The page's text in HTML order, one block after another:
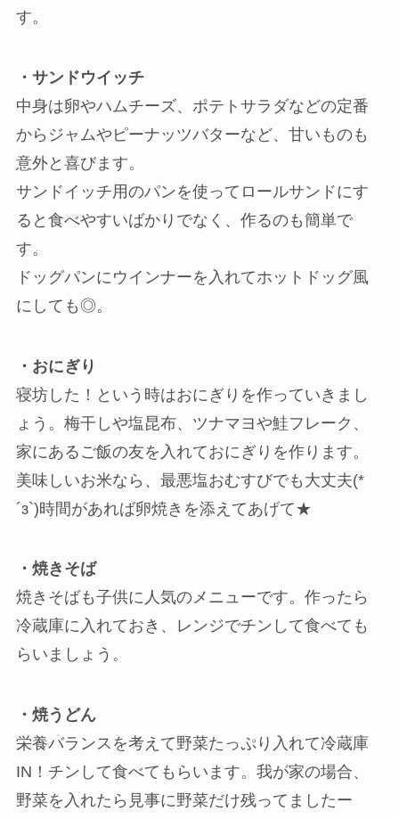
す。
・サンドウイッチ
中身は卵やハムチーズ、ポテトサラダなどの定番
からジャムやピーナッツバターなど、甘いものも
意外と喜びます。
サンドイッチ用のパンを使ってロールサンドにす
ると食べやすいばかりでなく、作るのも簡単で
す。
ドッグパンにウインナーを入れてホットドッグ風
にしても◎。
・おにぎり
寝坊した！という時はおにぎりを作っていきまし
ょう。梅干しや塩昆布、ツナマヨや鮭フレーク、
家にあるご飯の友を入れておにぎりを作ります。
美味しいお米なら、最悪塩おむすびでも大丈夫(*
´з`)時間があれば卵焼きを添えてあげて★
・焼きそば
焼きそばも子供に人気のメニューです。作ったら
冷蔵庫に入れておき、レンジでチンして食べても
らいましょう。
・焼うどん
栄養バランスを考えて野菜たっぷり入れて冷蔵庫
IN！チンして食べてもらいます。我が家の場合、
野菜を入れたら見事に野菜だけ残ってましたー